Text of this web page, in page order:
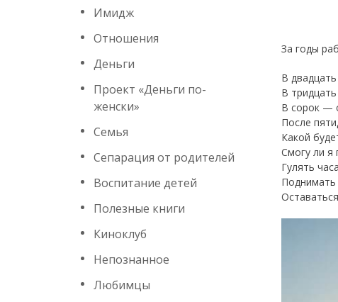
Имидж
Отношения
Деньги
Проект «Деньги по-
женски»
Семья
Сепарация от родителей
Воспитание детей
Полезные книги
Киноклуб
Непознанное
Любимцы
За годы
В
В
В сорок —
После
Какой
Смогу ли я
Гулять
Поднимать